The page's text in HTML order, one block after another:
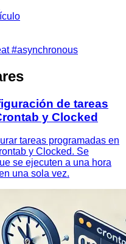
#asynchronous
de tareas
y Clocked
tareas programadas en
y Clocked. Se
se ejecuten a una hora
una sola vez.